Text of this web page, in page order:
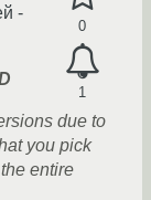
0
1
-
due to
you pick
entire